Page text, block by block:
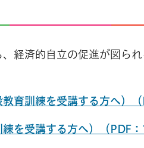
経済的自立の促進が図ら
育訓練を受講する方へ）（
を受講する方へ）（PDF：